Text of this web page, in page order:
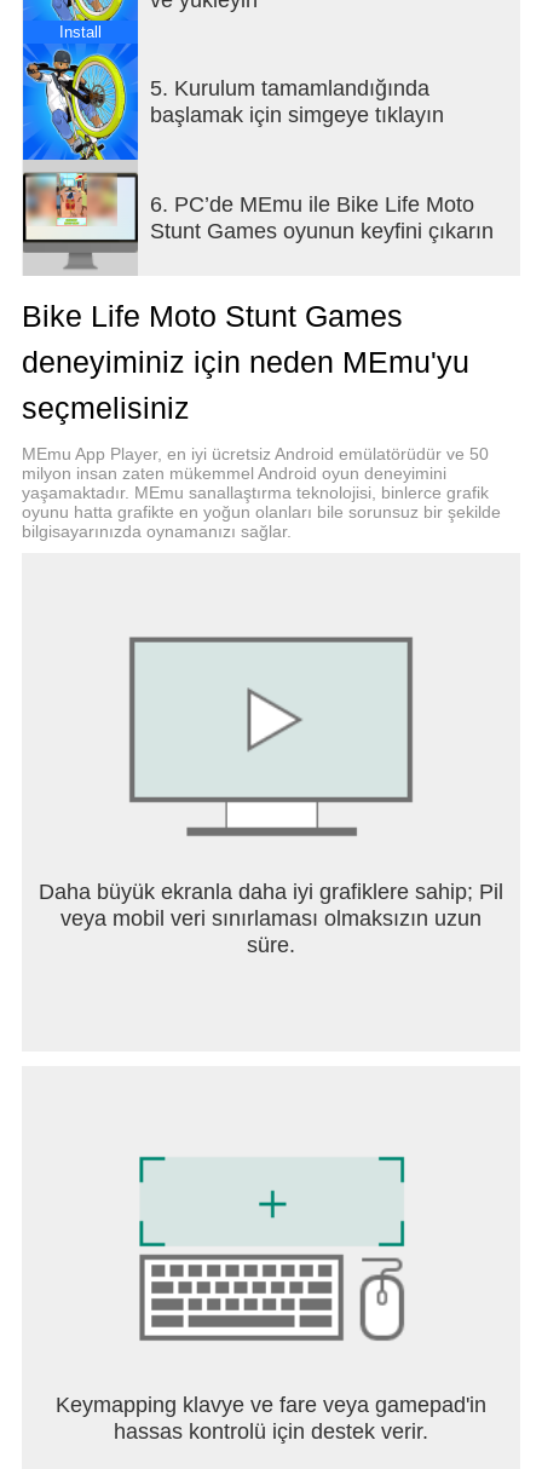
Install
5. Kurulum tamamlandığında
başlamak için simgeye tıklayın
6. PC’de MEmu ile Bike Life Moto
Stunt Games oyunun keyfini çıkarın
Bike Life Moto Stunt Games
deneyiminiz için neden MEmu'yu
seçmelisiniz
MEmu App Player, en iyi ücretsiz Android emülatörüdür ve 50
milyon insan zaten mükemmel Android oyun deneyimini
yaşamaktadır. MEmu sanallaştırma teknolojisi, binlerce grafik
oyunu hatta grafikte en yoğun olanları bile sorunsuz bir şekilde
bilgisayarınızda oynamanızı sağlar.
Daha büyük ekranla daha iyi grafiklere sahip; Pil
veya mobil veri sınırlaması olmaksızın uzun
süre.
Keymapping klavye ve fare veya gamepad'in
hassas kontrolü için destek verir.